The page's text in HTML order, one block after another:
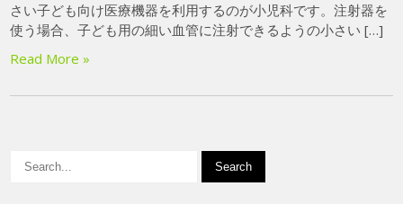
さい子ども向け医療機器を利用するのが小児科です。注射器を
使う場合、子ども用の細い血管に注射できるようの小さい […]
Read More »